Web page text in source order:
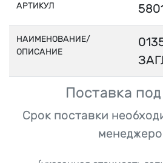
АРТИКУЛ
НАИМЕНОВАНИЕ/
ОПИСАНИЕ
Поставка под
Срок поставки